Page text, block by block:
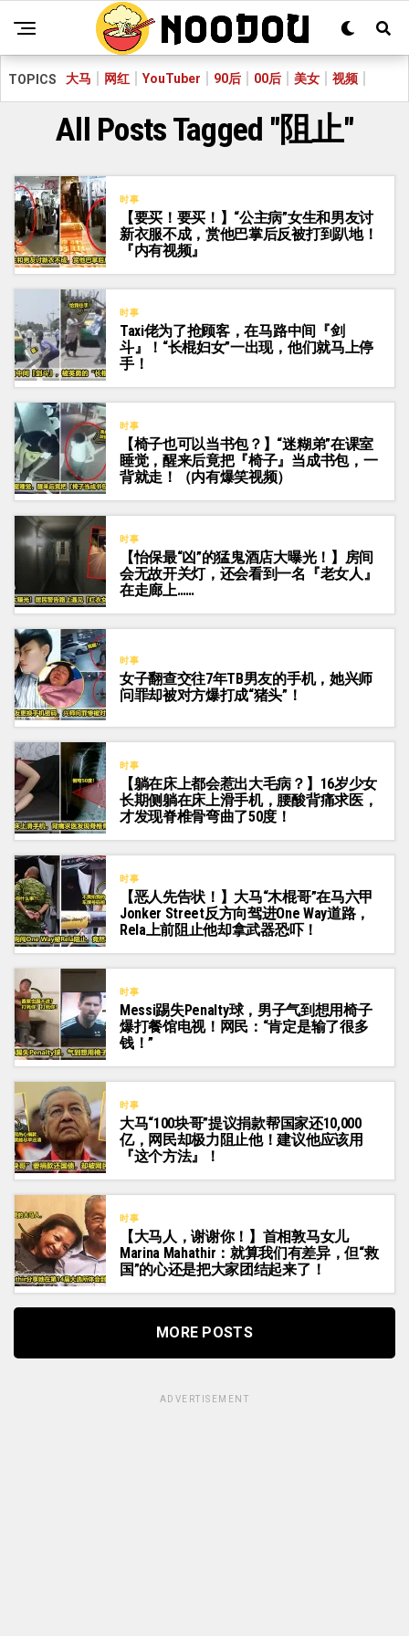
TOPICS 大马 网红 YouTuber 90后 00后 美女 视频
All Posts Tagged "阻止"
时事
【要买！要买！】“公主病”女生和男友讨
新衣服不成，赏他巴掌后反被打到趴地！
『内有视频』
时事
Taxi佬为了抢顾客，在马路中间『剑
斗』！“长棍妇女”一出现，他们就马上停
手！
时事
【椅子也可以当书包？】“迷糊弟”在课室
睡觉，醒来后竟把『椅子』当成书包，一
背就走！（内有爆笑视频）
时事
【怡保最“凶”的猛鬼酒店大曝光！】房间
会无故开关灯，还会看到一名『老女人』
在走廊上……
时事
女子翻查交往7年TB男友的手机，她兴师
问罪却被对方爆打成“猪头”！
时事
【躺在床上都会惹出大毛病？】16岁少女
长期侧躺在床上滑手机，腰酸背痛求医，
才发现脊椎骨弯曲了50度！
时事
【恶人先告状！】大马“木棍哥”在马六甲
Jonker Street反方向驾进One Way道路，
Rela上前阻止他却拿武器恐吓！
时事
Messi踢失Penalty球，男子气到想用椅子
爆打餐馆电视！网民：“肯定是输了很多
钱！”
时事
大马“100块哥”提议捐款帮国家还10,000
亿，网民却极力阻止他！建议他应该用
『这个方法』！
时事
【大马人，谢谢你！】首相敦马女儿
Marina Mahathir：就算我们有差异，但“救
国”的心还是把大家团结起来了！
MORE POSTS
ADVERTISEMENT